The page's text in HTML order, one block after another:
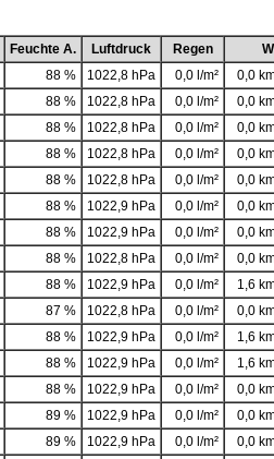
Feuchte A. Luftdruck Regen
88 % 1022,8 hPa 0,0 l/m² 0,0
88 % 1022,8 hPa 0,0 l/m² 0,0
88 % 1022,8 hPa 0,0 l/m² 0,0
88 % 1022,8 hPa 0,0 l/m² 0,0
88 % 1022,8 hPa 0,0 l/m² 0,0
88 % 1022,9 hPa 0,0 l/m² 0,0
88 % 1022,9 hPa 0,0 l/m² 0,0
88 % 1022,8 hPa 0,0 l/m² 0,0
88 % 1022,9 hPa 0,0 l/m² 1,6
87 % 1022,8 hPa 0,0 l/m² 0,0
88 % 1022,9 hPa 0,0 l/m² 1,6
88 % 1022,9 hPa 0,0 l/m² 1,6
88 % 1022,9 hPa 0,0 l/m² 0,0
89 % 1022,9 hPa 0,0 l/m² 0,0
89 % 1022,9 hPa 0,0 l/m² 0,0